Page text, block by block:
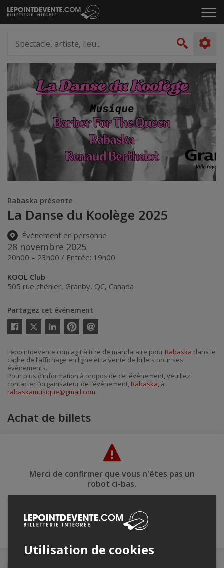
Passer
au
le
artiste,
lieu...
Rabaska présente
La Danse du Koolège 2025
Événement en personne
28 novembre 2025
20h00 – 23h00 / Entrée: 19h00
KOOL Club
505 rue chénier, Granby, QC, Canada
Partagez cet événement
Twitter
courriel
Lepointdevente.com agit à titre de mandataire pour Rabaska dans le
cadre de l’affichage en ligne et la vente de billets pour ses
événements.
Pour plus d’information à propos de cet événement, veuillez
contacter l’organisateur de l’événement, Rabaska, à
rabaskamusique@gmail.com.
Achat de billets
Merci de confirmer que vous n'êtes pas un
robot ci-bas.
Utilisation de cookies